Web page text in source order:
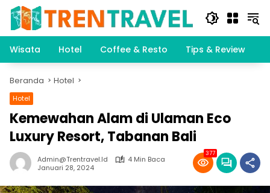
Langsung
konten
Wisata
Hotel Coffee & Resto Tips & Review
Beranda Hotel
Hotel
Kemewahan Alam di Ulaman Eco
Luxury Resort, Tabanan Bali
Admin@trentravel.id
4 Min Baca
Januari 28, 2024
377